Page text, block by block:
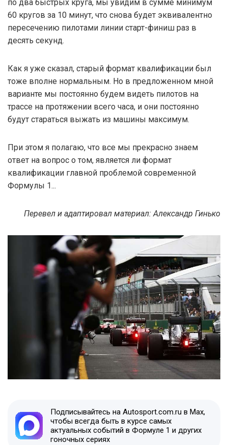
по два быстрых круга, мы увидим в сумме минимум
60 кругов за 10 минут, что снова будет эквивалентно
пересечению пилотами линии старт-финиш раз в
десять секунд.
Как я уже сказал, старый формат квалификации был
тоже вполне нормальным. Но в предложенном мной
варианте мы постоянно будем видеть пилотов на
трассе на протяжении всего часа, и они постоянно
будут стараться выжать из машины максимум.
При этом я полагаю, что все мы прекрасно знаем
ответ на вопрос о том, является ли формат
квалификации главной проблемой современной
Формулы 1...
Перевел и адаптировал материал: Александр Гинько
Подписывайтесь на Autosport.com.ru в Max,
чтобы всегда быть в курсе самых
актуальных событий в Формуле 1 и других
гоночных сериях